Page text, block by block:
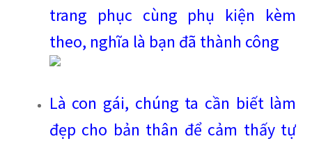
trang phục cùng phụ kiện kèm
theo, nghĩa là bạn đã thành công
Là con gái, chúng ta cần biết làm
đẹp cho bản thân để cảm thấy tự